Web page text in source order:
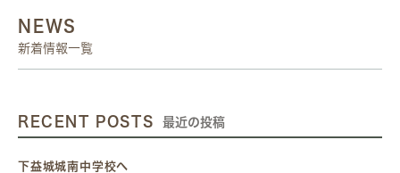
NEWS
新着情報一覧
RECENT POSTS 最近の投稿
下益城城南中学校へ